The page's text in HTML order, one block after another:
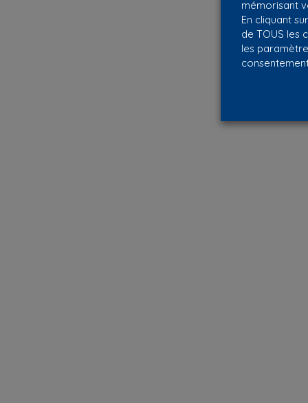
mémorisant
En cliquant
de TOUS les
les